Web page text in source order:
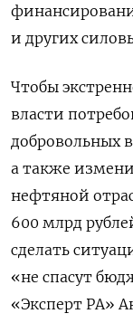
и других
Чтобы
власти
добровольных
а также
нефтяной
600 млрд
сделать
«не спасут
«Эксперт РА»